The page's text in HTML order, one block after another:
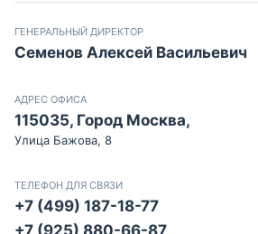
ГЕНЕРАЛЬНЫЙ ДИРЕКТОР
Семенов Алексей Васильевич
АДРЕС ОФИСА
115035, Город Москва,
Улица Бажова, 8
ТЕЛЕФОН ДЛЯ СВЯЗИ
+7 (499) 187-18-77
+7 (925) 880-66-87